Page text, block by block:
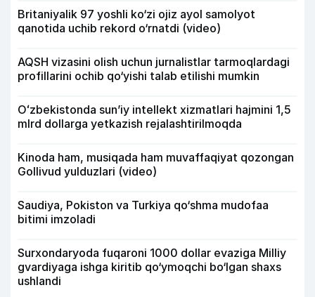
Britaniyalik 97 yoshli ko‘zi ojiz ayol samolyot
qanotida uchib rekord o‘rnatdi (video)
AQSH vizasini olish uchun jurnalistlar tarmoqlardagi
profillarini ochib qo‘yishi talab etilishi mumkin
Oʻzbekistonda sunʼiy intellekt xizmatlari hajmini 1,5
mlrd dollarga yetkazish rejalashtirilmoqda
Kinoda ham, musiqada ham muvaffaqiyat qozongan
Gollivud yulduzlari (video)
Saudiya, Pokiston va Turkiya qo‘shma mudofaa
bitimi imzoladi
Surxondaryoda fuqaroni 1000 dollar evaziga Milliy
gvardiyaga ishga kiritib qo‘ymoqchi bo‘lgan shaxs
ushlandi